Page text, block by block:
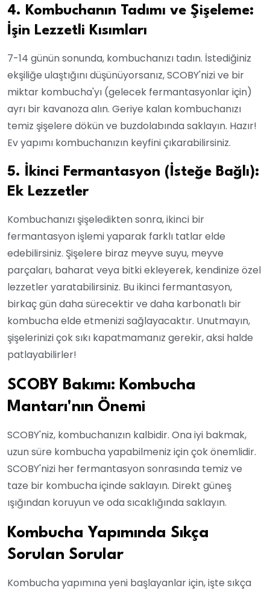
4. Kombuchanın Tadımı ve Şişeleme:
İşin Lezzetli Kısımları
7-14 günün sonunda, kombuchanızı tadın. İstediğiniz
ekşiliğe ulaştığını düşünüyorsanız, SCOBY'nizi ve bir
miktar kombucha'yı (gelecek fermantasyonlar için)
ayrı bir kavanoza alın. Geriye kalan kombuchanızı
temiz şişelere dökün ve buzdolabında saklayın. Hazır!
Ev yapımı kombuchanızın keyfini çıkarabilirsiniz.
5. İkinci Fermantasyon (İsteğe Bağlı):
Ek Lezzetler
Kombuchanızı şişeledikten sonra, ikinci bir
fermantasyon işlemi yaparak farklı tatlar elde
edebilirsiniz. Şişelere biraz meyve suyu, meyve
parçaları, baharat veya bitki ekleyerek, kendinize özel
lezzetler yaratabilirsiniz. Bu ikinci fermantasyon,
birkaç gün daha sürecektir ve daha karbonatlı bir
kombucha elde etmenizi sağlayacaktır. Unutmayın,
şişelerinizi çok sıkı kapatmamanız gerekir, aksi halde
patlayabilirler!
SCOBY Bakımı: Kombucha
Mantarı'nın Önemi
SCOBY'niz, kombuchanızın kalbidir. Ona iyi bakmak,
uzun süre kombucha yapabilmeniz için çok önemlidir.
SCOBY'nizi her fermantasyon sonrasında temiz ve
taze bir kombucha içinde saklayın. Direkt güneş
ışığından koruyun ve oda sıcaklığında saklayın.
Kombucha Yapımında Sıkça
Sorulan Sorular
Kombucha yapımına yeni başlayanlar için, işte sıkça